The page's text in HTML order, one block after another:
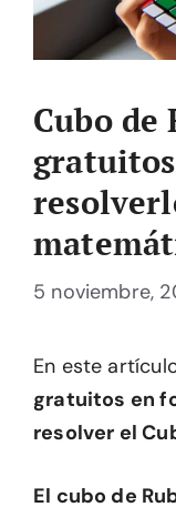
Cubo
5 noviembre,
En este
gratuitos en
resolver el
El cubo de